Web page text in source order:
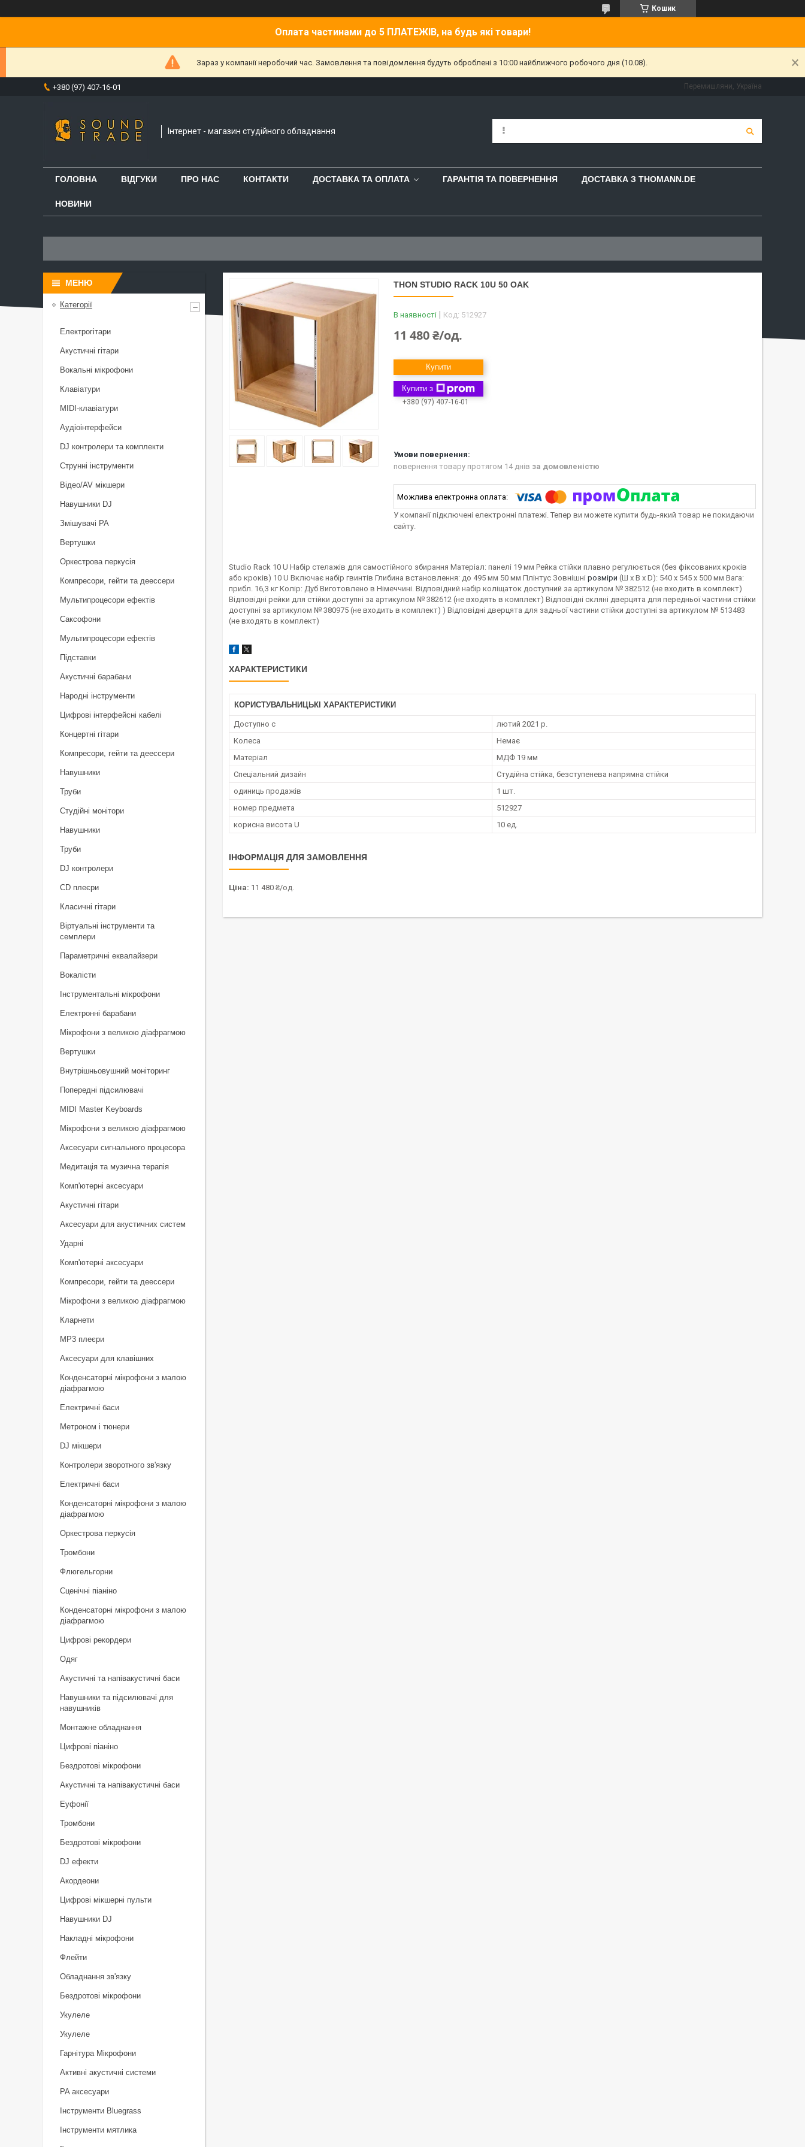
Кошик
Оплата частинами до 5 ПЛАТЕЖІВ, на будь які товари!
Зараз у компанії неробочий час. Замовлення та повідомлення будуть оброблені з 10:00 найближчого робочого дня (10.08).
+380 (97) 407-16-01 Перемишляни, Україна
Інтернет - магазин студійного обладнання
ГОЛОВНА ВІДГУКИ ПРО НАС КОНТАКТИ ДОСТАВКА ТА ОПЛАТА ГАРАНТІЯ ТА ПОВЕРНЕННЯ ДОСТАВКА З THOMANN.DE
НОВИНИ
THON STUDIO RACK 10U 50 OAK
В наявності Код: 512927
11 480 ₴/од.
Купити
Купити з
+380 (97) 407-16-01
повернення товару протягом 14 днів за домовленістю
У компанії підключені електронні платежі. Тепер ви можете купити будь-який товар не покидаючи
сайту.
Studio Rack 10 U Набір стелажів для самостійного збирання Матеріал: панелі 19 мм Рейка стійки плавно регулюється (без фіксованих кроків
або кроків) 10 U Включає набір гвинтів Глибина встановлення: до 495 мм 50 мм Плінтус Зовнішні розміри (Ш x В x D): 540 x 545 x 500 мм Вага:
прибл. 16,3 кг Колір: Дуб Виготовлено в Німеччині. Відповідний набір коліщаток доступний за артикулом № 382512 (не входить в комплект)
Відповідні рейки для стійки доступні за артикулом № 382612 (не входять в комплект) Відповідні скляні дверцята для передньої частини стійки
доступні за артикулом № 380975 (не входить в комплект) ) Відповідні дверцята для задньої частини стійки доступні за артикулом № 513483
(не входять в комплект)
ХАРАКТЕРИСТИКИ
КОРИСТУВАЛЬНИЦЬКІ ХАРАКТЕРИСТИКИ
Доступно с
лютий 2021 р.
Колеса
Немає
Матеріал
МДФ 19 мм
Спеціальний дизайн
Студійна стійка, безступенева напрямна стійки
одиниць продажів
1 шт.
номер предмета
512927
корисна висота U
10 ед.
ІНФОРМАЦІЯ ДЛЯ ЗАМОВЛЕННЯ
Ціна: 11 480 ₴/од.
Категорії
Електрогітари
Акустичні гітари
Вокальні мікрофони
Клавіатури
MIDI-клавіатури
Аудіоінтерфейси
DJ контролери та комплекти
Струнні інструменти
Відео/AV мікшери
Навушники DJ
Змішувачі PA
Вертушки
Оркестрова перкусія
Компресори, гейти та деессери
Мультипроцесори ефектів
Саксофони
Мультипроцесори ефектів
Підставки
Акустичні барабани
Народні інструменти
Цифрові інтерфейсні кабелі
Концертні гітари
Компресори, гейти та деессери
Навушники
Труби
Студійні монітори
Навушники
Труби
DJ контролери
CD плеєри
Класичні гітари
Віртуальні інструменти та
семплери
Параметричні еквалайзери
Вокалісти
Інструментальні мікрофони
Електронні барабани
Мікрофони з великою діафрагмою
Вертушки
Внутрішньовушний моніторинг
Попередні підсилювачі
MIDI Master Keyboards
Мікрофони з великою діафрагмою
Аксесуари сигнального процесора
Медитація та музична терапія
Комп'ютерні аксесуари
Акустичні гітари
Аксесуари для акустичних систем
Ударні
Комп'ютерні аксесуари
Компресори, гейти та деессери
Мікрофони з великою діафрагмою
Кларнети
MP3 плеєри
Аксесуари для клавішних
Конденсаторні мікрофони з малою
діафрагмою
Електричні баси
Метроном і тюнери
DJ мікшери
Контролери зворотного зв'язку
Електричні баси
Конденсаторні мікрофони з малою
діафрагмою
Оркестрова перкусія
Тромбони
Флюгельгорни
Сценічні піаніно
Конденсаторні мікрофони з малою
діафрагмою
Цифрові рекордери
Одяг
Акустичні та напівакустичні баси
Навушники та підсилювачі для
навушників
Монтажне обладнання
Цифрові піаніно
Бездротові мікрофони
Акустичні та напівакустичні баси
Еуфонії
Тромбони
Бездротові мікрофони
DJ ефекти
Акордеони
Цифрові мікшерні пульти
Навушники DJ
Накладні мікрофони
Флейти
Обладнання зв'язку
Бездротові мікрофони
Укулеле
Укулеле
Гарнітура Мікрофони
Активні акустичні системи
PA аксесуари
Інструменти Bluegrass
Інструменти мятлика